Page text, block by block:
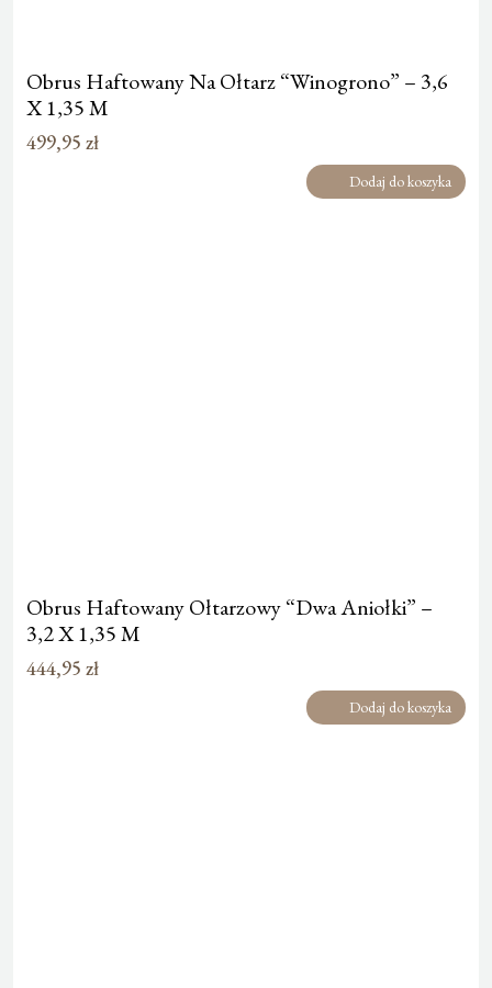
Obrus Haftowany Na Ołtarz “Winogrono” – 3,6
X 1,35 M
499,95 zł
Dodaj do koszyka
Obrus Haftowany Ołtarzowy “Dwa Aniołki” –
3,2 X 1,35 M
444,95 zł
Dodaj do koszyka